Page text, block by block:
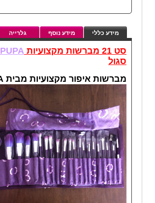
מידע כללי מידע נוסף גלרייה
סט 21 מברשות מקצועיות PUPA
סגול
מברשות איפור מקצועיות מבית PUPA שיער טבעי